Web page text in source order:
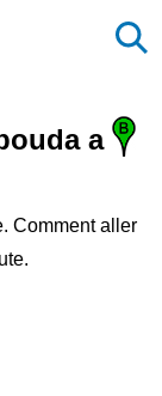
a
Comment aller